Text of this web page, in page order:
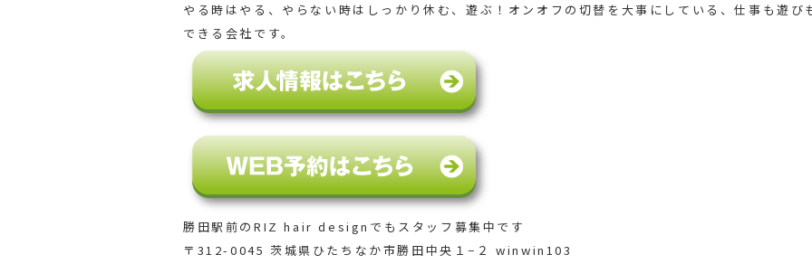
やる時はやる、やらない時はしっかり休む、遊ぶ！オンオフの切替を大事にしている、仕事も遊び
できる会社です。
勝田駅前のRIZ hair designでも スタッフ募集中です
〒312-0045 茨城県ひたちなか市勝田中央１−２ winwin103